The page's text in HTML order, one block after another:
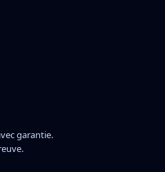
garantie.